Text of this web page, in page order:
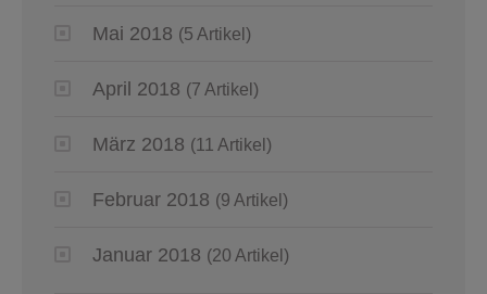
Mai 2018 (5 Artikel)
April 2018 (7 Artikel)
März 2018 (11 Artikel)
Februar 2018 (9 Artikel)
Januar 2018 (20 Artikel)